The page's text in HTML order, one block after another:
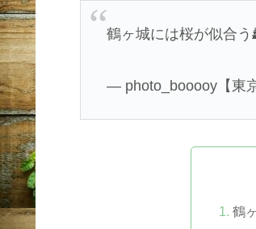
鶴ヶ城には桜が似合う
— photo_booooy【東
鶴